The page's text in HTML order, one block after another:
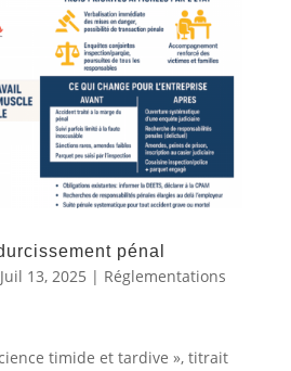
pénal
Juil 13, 2025 | Réglementations
timide et tardive », titrait